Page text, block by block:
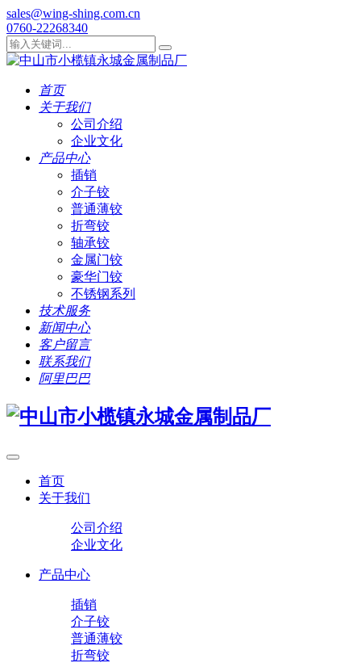
sales@wing-shing.com.cn
0760-22268340
首页
关于我们
公司介绍
企业文化
产品中心
插销
介子铰
普通薄铰
折弯铰
轴承铰
金属门铰
豪华门铰
不锈钢系列
技术服务
新闻中心
客户留言
联系我们
阿里巴巴
首页
关于我们
公司介绍
企业文化
产品中心
插销
介子铰
普通薄铰
折弯铰